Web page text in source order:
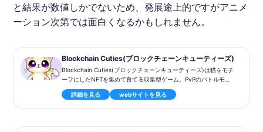
と結果が数値しかでないため、発展途上的ですがアニメ
ーション次第では面白くなるかもしれません。
Blockchain Cuties(ブロックチェーンキューティーズ)
Blockchain Cuties(ブロックチェーンキューティーズ)は猫をモチ
ーフにしたNFTを集めて育てる収集型ゲーム。PvPのバトルモー
ドや、
アドベンチャーモードも実装。
詳細を見る webサイトを見る